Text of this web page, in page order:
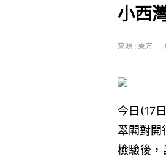
小西
來源 : 東方
今日(17
翠閣對開
檢驗後，